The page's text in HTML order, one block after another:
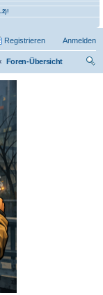
Anmelden
Registrieren
Foren-Übersicht